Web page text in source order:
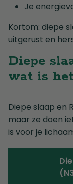
Je
Kortom: diepe
uitgerust en
Diepe
wat is
Diepe slaap en
maar ze doen
is voor je